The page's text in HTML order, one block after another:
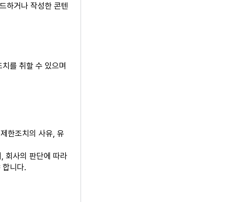
하거나 작성한 콘텐
를 취할 수 있으며
한조치의 사유, 유
회사의 판단에 따라
합니다.